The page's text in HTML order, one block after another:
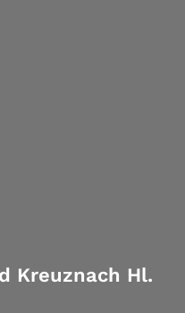
Kreuznach Hl.